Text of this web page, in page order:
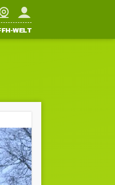
Mein FFH
WELT